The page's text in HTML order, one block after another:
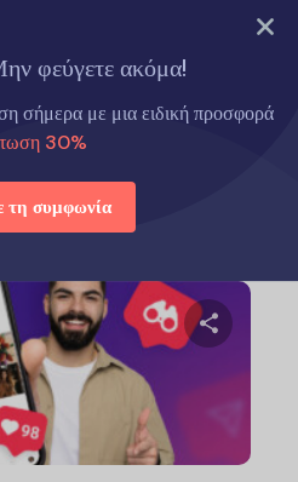
ΔΟΚΙΜΑΣΤΕ ΤΩΡΑ
φεύγετε ακόμα!
σήμερα με μια ειδική προσφορά
30%
τη συμφωνία
να